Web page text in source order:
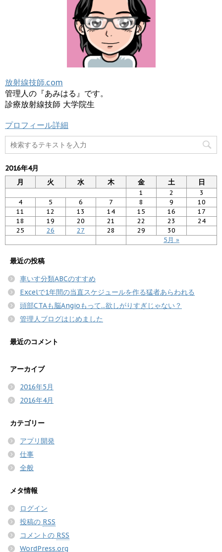
放射線技師.com
管理人の『あみはる』です。
診療放射線技師 大学院生
プロフィール詳細
2016年4月
月
火 水 木 金 土 日
5月 »
1 2
3
4
5 6 7 8 9
10
11
12 13 14 15 16
17
18
19 20 21 22 23
24
25
26 27 28 29 30
最近の投稿
車いす分類ABCのすすめ
Excelで1年間の当直スケジュールを作る猛者あらわれる
頭部CTAも脳Angioもって...欲しがりすぎじゃない？
管理人ブログはじめました
最近のコメント
アーカイブ
2016年5月
2016年4月
カテゴリー
アプリ開発
仕事
全般
メタ情報
ログイン
投稿の RSS
コメントの RSS
WordPress.org